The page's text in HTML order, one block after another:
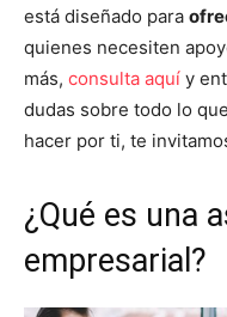
está diseñado para
quienes necesiten
más, consulta aquí y
dudas sobre todo lo
hacer por ti, te
¿Qué es una
empresarial?